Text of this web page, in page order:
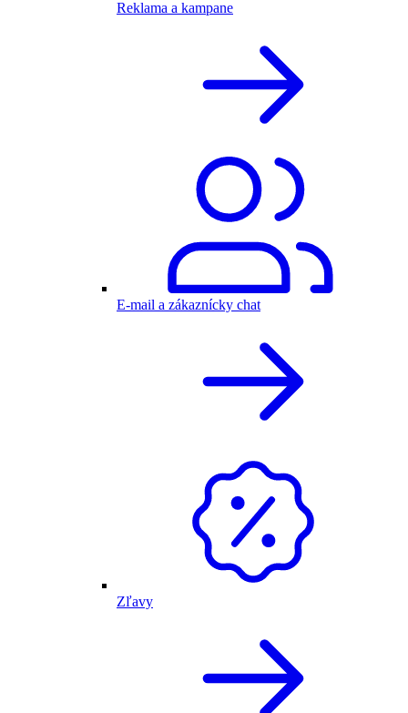
Reklama a kampane
E-mail a zákaznícky chat
Zľavy